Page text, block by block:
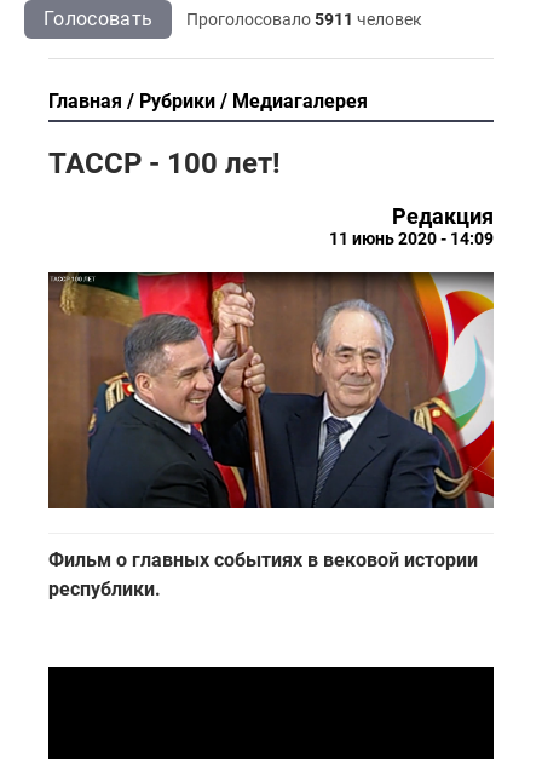
Голосовать Проголосовало5911 человек
Главная Рубрики Медиагалерея
ТАССР - 100 лет!
Редакция
11 июнь 2020 - 14:09
Фильм о главных событиях в вековой истории
республики.